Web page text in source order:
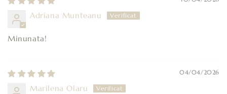
Adriana Munteanu
Minunata!
04/04/2026
Marilena Olaru